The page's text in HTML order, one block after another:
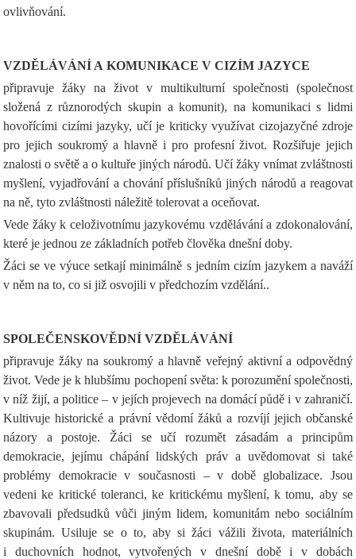
ovlivňování.
VZDĚLÁVÁNÍ A KOMUNIKACE V CIZÍM JAZYCE
připravuje žáky na život v multikulturní společnosti (společnost
složená z různorodých skupin a komunit), na komunikaci s lidmi
hovořícími cizími jazyky, učí je kriticky využívat cizojazyčné zdroje
pro jejich soukromý a hlavně i pro profesní život. Rozšiřuje jejich
znalosti o světě a o kultuře jiných národů. Učí žáky vnímat zvláštnosti
myšlení, vyjadřování a chování příslušníků jiných národů a reagovat
na ně, tyto zvláštnosti náležitě tolerovat a oceňovat.
Vede žáky k celoživotnímu jazykovému vzdělávání a zdokonalování,
které je jednou ze základních potřeb člověka dnešní doby.
Žáci se ve výuce setkají minimálně s jedním cizím jazykem a naváží
v něm na to, co si již osvojili v předchozím vzdělání..
SPOLEČENSKOVĚDNÍ VZDĚLÁVÁNÍ
připravuje žáky na soukromý a hlavně veřejný aktivní a odpovědný
život. Vede je k hlubšímu pochopení světa: k porozumění společnosti,
v níž žijí, a politice – v jejích projevech na domácí půdě i v zahraničí.
Kultivuje historické a právní vědomí žáků a rozvíjí jejich občanské
názory a postoje. Žáci se učí rozumět zásadám a principům
demokracie, jejímu chápání lidských práv a uvědomovat si také
problémy demokracie v současnosti – v době globalizace. Jsou
vedeni ke kritické toleranci, ke kritickému myšlení, k tomu, aby se
zbavovali předsudků vůči jiným lidem, komunitám nebo sociálním
skupinám. Usiluje se o to, aby si žáci vážili života, materiálních
i duchovních hodnot, vytvořených v dnešní době i v dobách